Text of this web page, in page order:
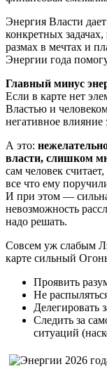
Энергия Власти
конкретных
размах в мечтах и
Энергии года
Главный минус
Если в карте нет
Властью и
негативное влияние
А это:
власти, слишком
сам человек
все что ему
И при этом —
невозможность
надо решать.
Совсем уж слабым
карте сильный
Проявить
Не
Делегировать
Следить за
ситуаций